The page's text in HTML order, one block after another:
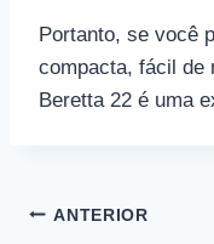
Portanto, se você
compacta, fácil de
Beretta 22 é uma
Navegação
ANTERIOR